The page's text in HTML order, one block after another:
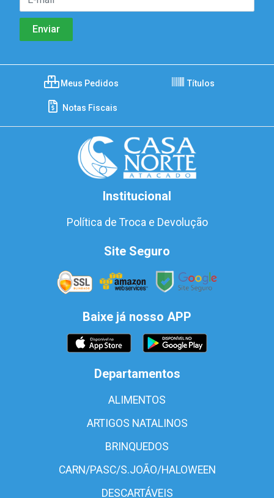
Meus Pedidos Títulos
Notas Fiscais
Institucional
Política de Troca e Devolução
Site Seguro
Baixe já nosso APP
Departamentos
ALIMENTOS
ARTIGOS NATALINOS
BRINQUEDOS
CARN/PASC/S.JOÃO/HALOWEEN
DESCARTÁVEIS